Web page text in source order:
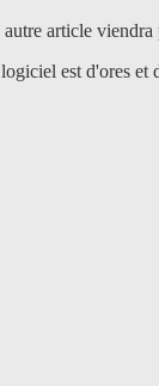
article viendra
est d'ores et